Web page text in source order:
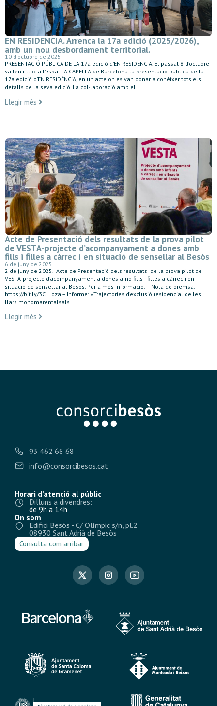
EN RESIDENCIA. Arrenca la 17a edició (2025/2026),
amb un nou desbordament territorial.
10 d'octubre de 2025
PRESENTACIÓ PÚBLICA DE LA 17a edició d’EN RESIDÈNCIA. El passat 8 d’octubre
va tenir lloc a l’espai LA CAPELLA de Barcelona la presentació pública de la
17a edició d’EN RESiDÈNCiA, en un acte on es van donar a conèixer tots els
detalls de la seva edició. La col·laboració amb el ...
Llegir més
Acte de Presentació dels resultats de la prova pilot
de VESTA-projecte d’acompanyament a dones amb
fills i filles a càrrec i en situació de sensellar al Besòs
6 de juny de 2025
2 de juny de 2025. Acte de Presentació dels resultats de la prova pilot de
VESTA-projecte d’acompanyament a dones amb fills i filles a càrrec i en
situació de sensellar al Besòs. Per a més informació: – Nota de premsa:
https://bit.ly/3CLLdza – Informe: «Trajectories d’exclusió residencial de les
llars monomarentalsals ...
Llegir més
93 462 68 68
info@consorcibesos.cat
Horari d’atenció al públic
Dilluns a divendres:
de 9h a 14h
On som
Edifici Besòs - C/ Olímpic s/n, pl.2
08930 Sant Adrià de Besòs
Consulta com arribar